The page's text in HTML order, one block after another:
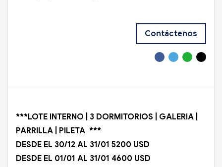
Contáctenos
***LOTE INTERNO | 3 DORMITORIOS | GALERIA |
PARRILLA | PILETA ***
DESDE EL 30/12 AL 31/01 5200 USD
DESDE EL 01/01 AL 31/01 4600 USD